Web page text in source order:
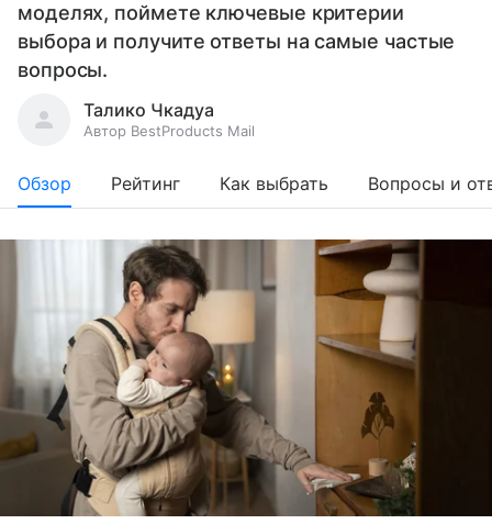
моделях, поймете ключевые критерии
выбора и получите ответы на самые частые
вопросы.
Талико Чкадуа
Автор BestProducts Mail
Обзор Рейтинг Как выбрать Вопросы и